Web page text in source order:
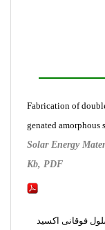
Fabrication of
genated
Solar Energy
Kb, PDF
فوقانی اکسید